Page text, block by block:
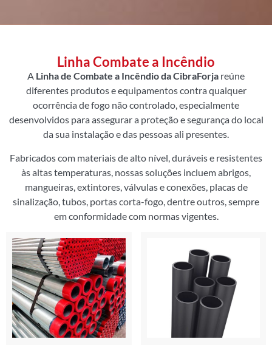
Linha Combate a Incêndio
A Linha de Combate a Incêndio da CibraForja reúne
diferentes produtos e equipamentos contra qualquer
ocorrência de fogo não controlado, especialmente
desenvolvidos para assegurar a proteção e segurança do local
da sua instalação e das pessoas ali presentes.
Fabricados com materiais de alto nível, duráveis e resistentes
às altas temperaturas, nossas soluções incluem abrigos,
mangueiras, extintores, válvulas e conexões, placas de
sinalização, tubos, portas corta-fogo, dentre outros, sempre
em conformidade com normas vigentes.